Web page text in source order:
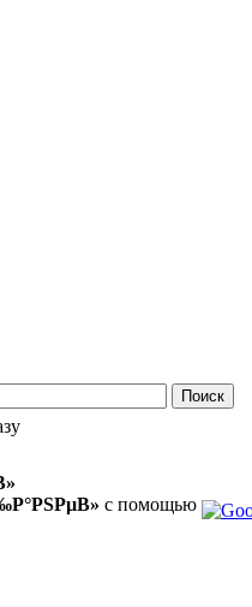
с помощью